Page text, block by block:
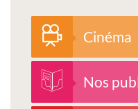
Cinéma
Nos